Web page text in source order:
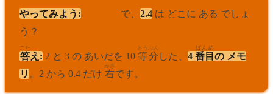
やってみよう: で、 2.4 は どこに ある でしょ
う？
答
こた
え: 2 と 3 の あいだを 10 等分
とうぶん
した、 4 番目
ばんめ
の メモ
リ 。2 から 0.4 だけ 右
みぎ
です。